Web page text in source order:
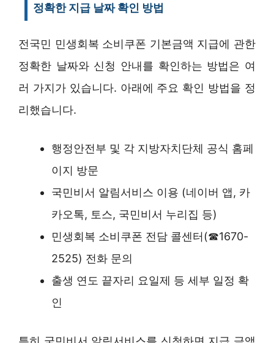
정확한 지급 날짜 확인 방법
전국민 민생회복 소비쿠폰 기본금액 지급에 관한
정확한 날짜와 신청 안내를 확인하는 방법은 여
러 가지가 있습니다. 아래에 주요 확인 방법을 정
리했습니다.
행정안전부 및 각 지방자치단체 공식 홈페
이지 방문
국민비서 알림서비스 이용 (네이버 앱, 카
카오톡, 토스, 국민비서 누리집 등)
민생회복 소비쿠폰 전담 콜센터(☎1670-
2525) 전화 문의
출생 연도 끝자리 요일제 등 세부 일정 확
인